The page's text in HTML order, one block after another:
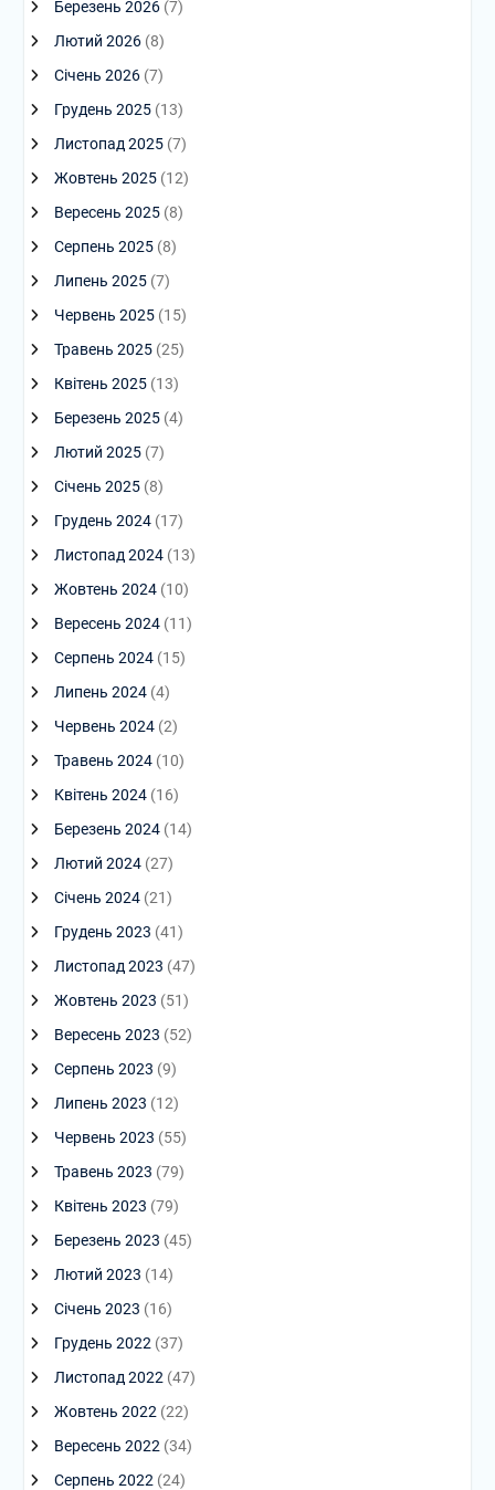
Березень 2026(7)
Лютий 2026(8)
Січень 2026(7)
Грудень 2025(13)
Листопад 2025(7)
Жовтень 2025(12)
Вересень 2025(8)
Серпень 2025(8)
Липень 2025(7)
Червень 2025(15)
Травень 2025(25)
Квітень 2025(13)
Березень 2025(4)
Лютий 2025(7)
Січень 2025(8)
Грудень 2024(17)
Листопад 2024(13)
Жовтень 2024(10)
Вересень 2024(11)
Серпень 2024(15)
Липень 2024(4)
Червень 2024(2)
Травень 2024(10)
Квітень 2024(16)
Березень 2024(14)
Лютий 2024(27)
Січень 2024(21)
Грудень 2023 (41)
Листопад 2023 (47)
Жовтень 2023 (51)
Вересень 2023 (52)
Серпень 2023 (9)
Липень 2023 (12)
Червень 2023 (55)
Травень 2023 (79)
Квітень 2023 (79)
Березень 2023 (45)
Лютий 2023 (14)
Січень 2023 (16)
Грудень 2022 (37)
Листопад 2022 (47)
Жовтень 2022 (22)
Вересень 2022 (34)
Серпень 2022 (24)